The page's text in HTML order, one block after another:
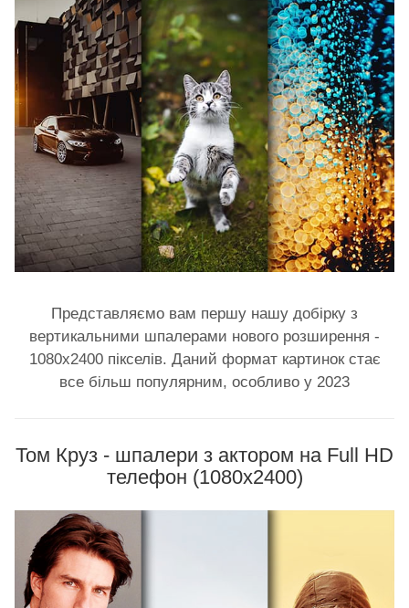
Представляємо вам першу нашу добірку з
вертикальними шпалерами нового розширення -
1080х2400 пікселів. Даний формат картинок стає
все більш популярним, особливо у 2023
Том Круз - шпалери з актором на Full HD
телефон (1080x2400)